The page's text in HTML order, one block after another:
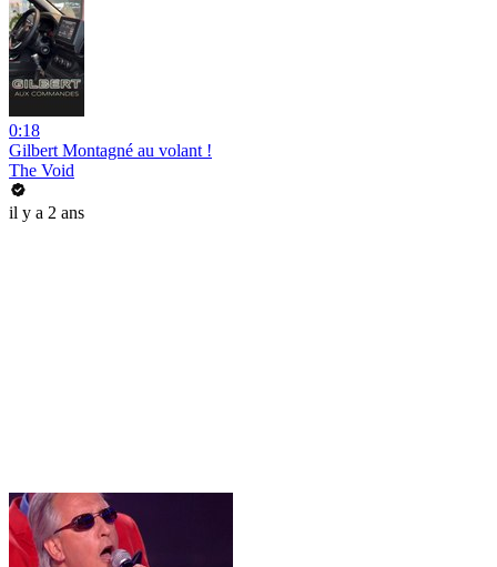
0:18
Gilbert Montagné au volant !
The Void
il y a 2 ans